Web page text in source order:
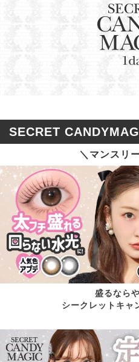
SECRET
＼マンスリ
盛るなら
シークレットキャ